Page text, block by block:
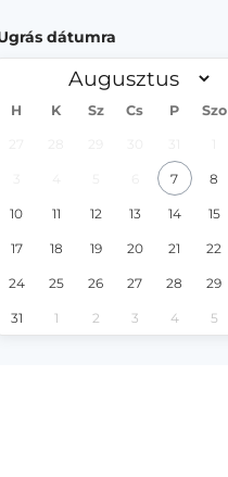
dátumra
H K Sz Cs P Szo
7 8
10 11 12 13 14 15
17 18 19 20 21 22
24 25 26 27 28 29
31 1 2 3 4 5